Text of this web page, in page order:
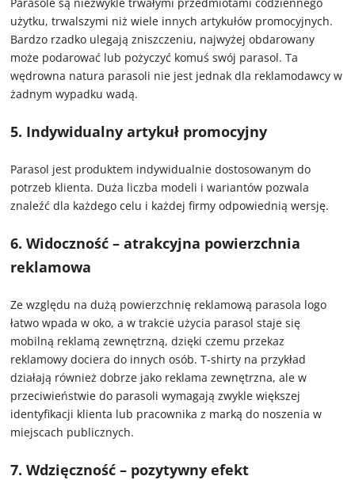
użytku, trwalszymi niż wiele innych artykułów promocyjnych.
Bardzo rzadko ulegają zniszczeniu, najwyżej obdarowany
może podarować lub pożyczyć komuś swój parasol. Ta
wędrowna natura parasoli nie jest jednak dla reklamodawcy w
żadnym wypadku wadą.
5. Indywidualny artykuł promocyjny
Parasol jest produktem indywidualnie dostosowanym do
potrzeb klienta. Duża liczba modeli i wariantów pozwala
znaleźć dla każdego celu i każdej firmy odpowiednią wersję.
6. Widoczność – atrakcyjna powierzchnia
reklamowa
Ze względu na dużą powierzchnię reklamową parasola logo
łatwo wpada w oko, a w trakcie użycia parasol staje się
mobilną reklamą zewnętrzną, dzięki czemu przekaz
reklamowy dociera do innych osób. T-shirty na przykład
działają również dobrze jako reklama zewnętrzna, ale w
przeciwieństwie do parasoli wymagają zwykle większej
identyfikacji klienta lub pracownika z marką do noszenia w
miejscach publicznych.
7. Wdzięczność – pozytywny efekt